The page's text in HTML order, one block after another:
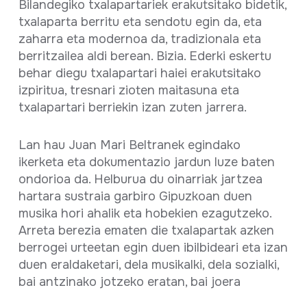
Bilandegiko txalapartariek erakutsitako bidetik,
txalaparta berritu eta sendotu egin da, eta
zaharra eta modernoa da, tradizionala eta
berritzailea aldi berean. Bizia. Ederki eskertu
behar diegu txalapartari haiei erakutsitako
izpiritua, tresnari zioten maitasuna eta
txalapartari berriekin izan zuten jarrera.
Lan hau Juan Mari Beltranek egindako
ikerketa eta dokumentazio jardun luze baten
ondorioa da. Helburua du oinarriak jartzea
hartara sustraia garbiro Gipuzkoan duen
musika hori ahalik eta hobekien ezagutzeko.
Arreta berezia ematen die txalapartak azken
berrogei urteetan egin duen ibilbideari eta izan
duen eraldaketari, dela musikalki, dela sozialki,
bai antzinako jotzeko eratan, bai joera